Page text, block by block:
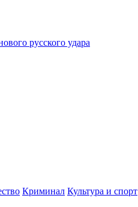
русского удара
Криминал Культура и спорт